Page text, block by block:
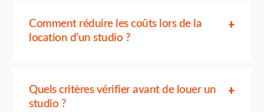
Comment réduire les coûts lors de la
location d’un studio ?
Quels critères vérifier avant de louer un
studio ?